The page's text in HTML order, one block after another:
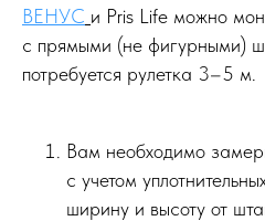
ВЕНУС и Pris Life можно
с прямыми (не фигурными)
потребуется рулетка 3–5 м.
Вам необходимо
с учетом
ширину и высоту от